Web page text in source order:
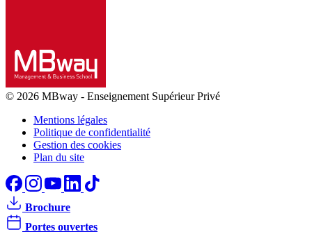
© 2026 MBway - Enseignement Supérieur Privé
Mentions légales
Politique de confidentialité
Gestion des cookies
Plan du site
Brochure
Portes ouvertes